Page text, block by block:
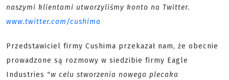
naszymi klientami utworzyliśmy konto na Twitter.
www.twitter.com/cushima
Przedstawiciel firmy Cushima przekazał nam, że obecnie
prowadzone są rozmowy w siedzibie firmy Eagle
Industries "w celu stworzenia nowego plecaka